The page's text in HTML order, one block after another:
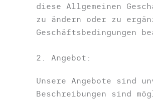
diese Allgemeinen
zu ändern oder zu
Geschäftsbedingungen
2. Angebot:
Unsere Angebote sind
Beschreibungen sind